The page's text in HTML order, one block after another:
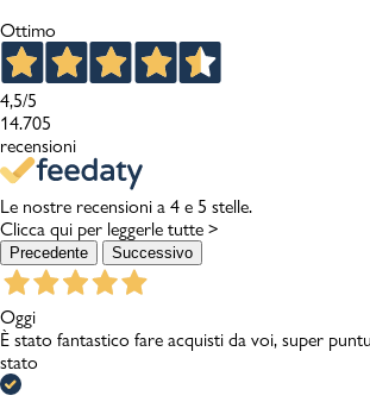
Ottimo
4,5/5
14.705
recensioni
Le nostre recensioni a 4 e 5 stelle.
Clicca qui per leggerle tutte >
Precedente Successivo
Oggi
È stato fantastico fare acquisti da voi, super
stato